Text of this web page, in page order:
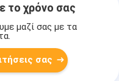
το χρόνο σας
μαζί σας με τα
σας